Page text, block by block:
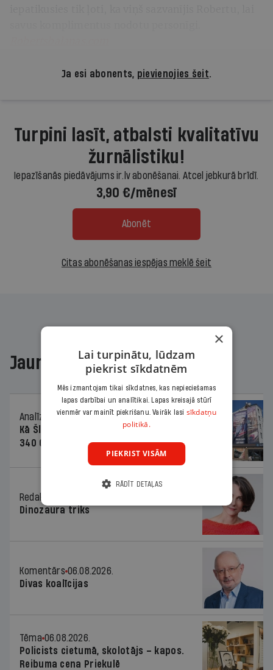
Ja esi abonents, pievienojies šeit.
Turpini lasīt, atbalsti kvalitatīvu
žurnālistiku!
Iepazīšanās piedāvājums ir.lv abonēšanai. Atcel jebkurā brīdī.
3,90 €/mēnesī
Abonēt
Citas abonēšanas iespējas meklē šeit
Jaunākajā žurnālā
Analīze
06.08.2026.
Kā Šlesera partija palika nesodīta par
340 000 vērtu reklāmas kampaņu
Redaktores sleja
Dinozaura triks
Komentārs 06.08.2026.
Divas koalīcijas
Tēma 06.08.2026.
Policists cietumā, skolotājs – kapos.
Reibuma cena Priekulē
×
Lai turpinātu, lūdzam
piekrist sīkdatnēm
Mēs izmantojam tikai sīkdatnes, kas nepieciešamas
lapas darbībai un analītikai. Lapas kreisajā stūrī
vienmēr var mainīt piekrišanu. Vairāk lasi sīkdatņu
politikā.
PIEKRIST VISĀM
RĀDĪT DETAĻAS